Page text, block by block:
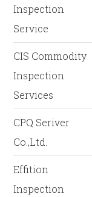
Inspection
Service
CIS Commodity
Inspection
Services
CPQ Seriver
Co.,Ltd.
Effition
Inspection